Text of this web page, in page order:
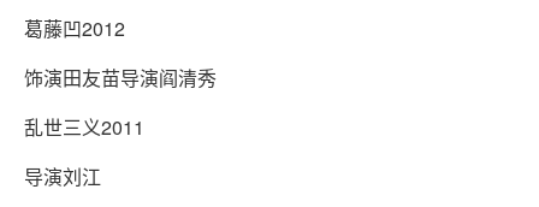
葛藤凹2012
饰演田友苗导演阎清秀
乱世三义2011
导演刘江